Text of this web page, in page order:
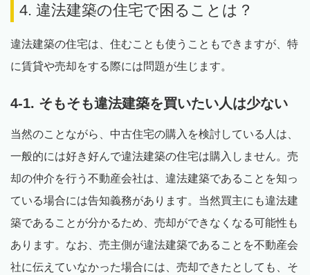
4. 違法建築の住宅で困ることは？
違法建築の住宅は、住むことも使うこともできますが、特
に賃貸や売却をする際には問題が生じます。
4-1. そもそも違法建築を買いたい人は少ない
当然のことながら、中古住宅の購入を検討している人は、
一般的には好き好んで違法建築の住宅は購入しません。売
却の仲介を行う不動産会社は、違法建築であることを知っ
ている場合には告知義務があります。当然買主にも違法建
築であることが分かるため、売却ができなくなる可能性も
あります。なお、売主側が違法建築であることを不動産会
社に伝えていなかった場合には、売却できたとしても、そ